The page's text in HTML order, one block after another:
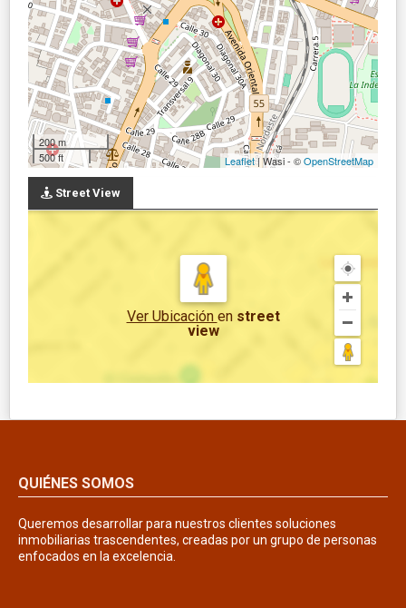
200 m
500 ft
Leaflet| Wasi - ©OpenStreetMap
Street View
Ver Ubicación en street
view
QUIÉNES SOMOS
Queremos desarrollar para nuestros clientes soluciones
inmobiliarias trascendentes, creadas por un grupo de personas
enfocados en la excelencia.